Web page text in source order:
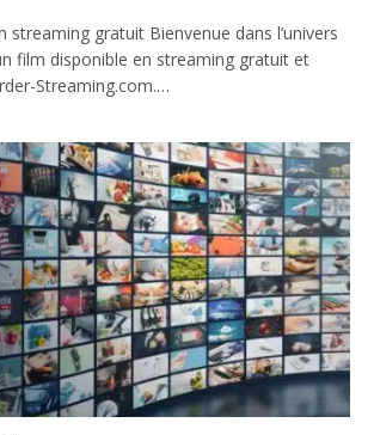
streaming gratuit Bienvenue dans l’univers
film disponible en streaming gratuit et
Streaming.com.…